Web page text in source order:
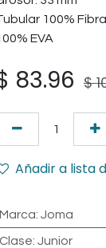
100%
EVA
83.96 $
Añadir a lista
Marca: Joma
Clase: Junior